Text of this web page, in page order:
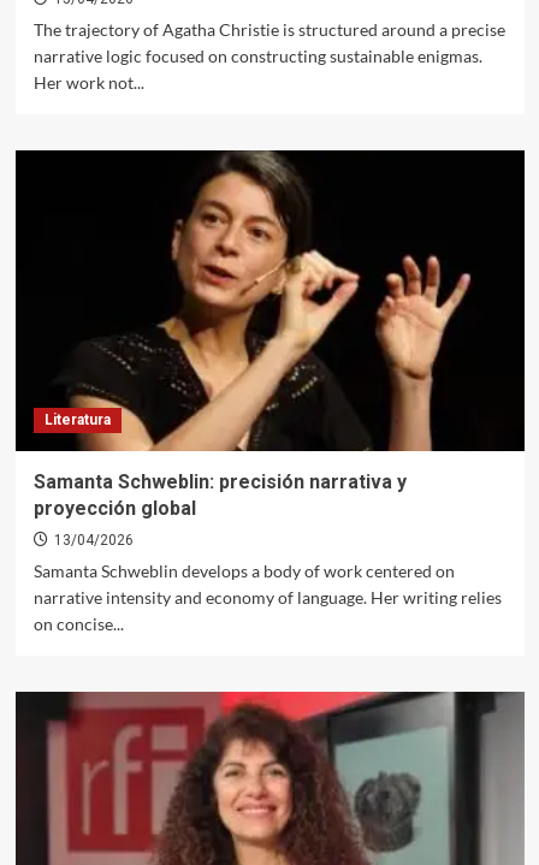
The trajectory of Agatha Christie is structured around a precise
narrative logic focused on constructing sustainable enigmas.
Her work not...
Literatura
Samanta Schweblin: precisión narrativa y
proyección global
13/04/2026
Samanta Schweblin develops a body of work centered on
narrative intensity and economy of language. Her writing relies
on concise...